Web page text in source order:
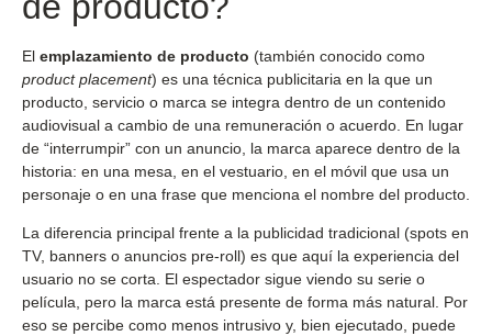
El emplazamiento de producto (también conocido como
product placement) es una técnica publicitaria en la que un
producto, servicio o marca se integra dentro de un contenido
audiovisual a cambio de una remuneración o acuerdo. En lugar
de “interrumpir” con un anuncio, la marca aparece dentro de la
historia: en una mesa, en el vestuario, en el móvil que usa un
personaje o en una frase que menciona el nombre del producto.
La diferencia principal frente a la publicidad tradicional (spots en
TV, banners o anuncios pre-roll) es que aquí la experiencia del
usuario no se corta. El espectador sigue viendo su serie o
película, pero la marca está presente de forma más natural. Por
eso se percibe como menos intrusivo y, bien ejecutado, puede